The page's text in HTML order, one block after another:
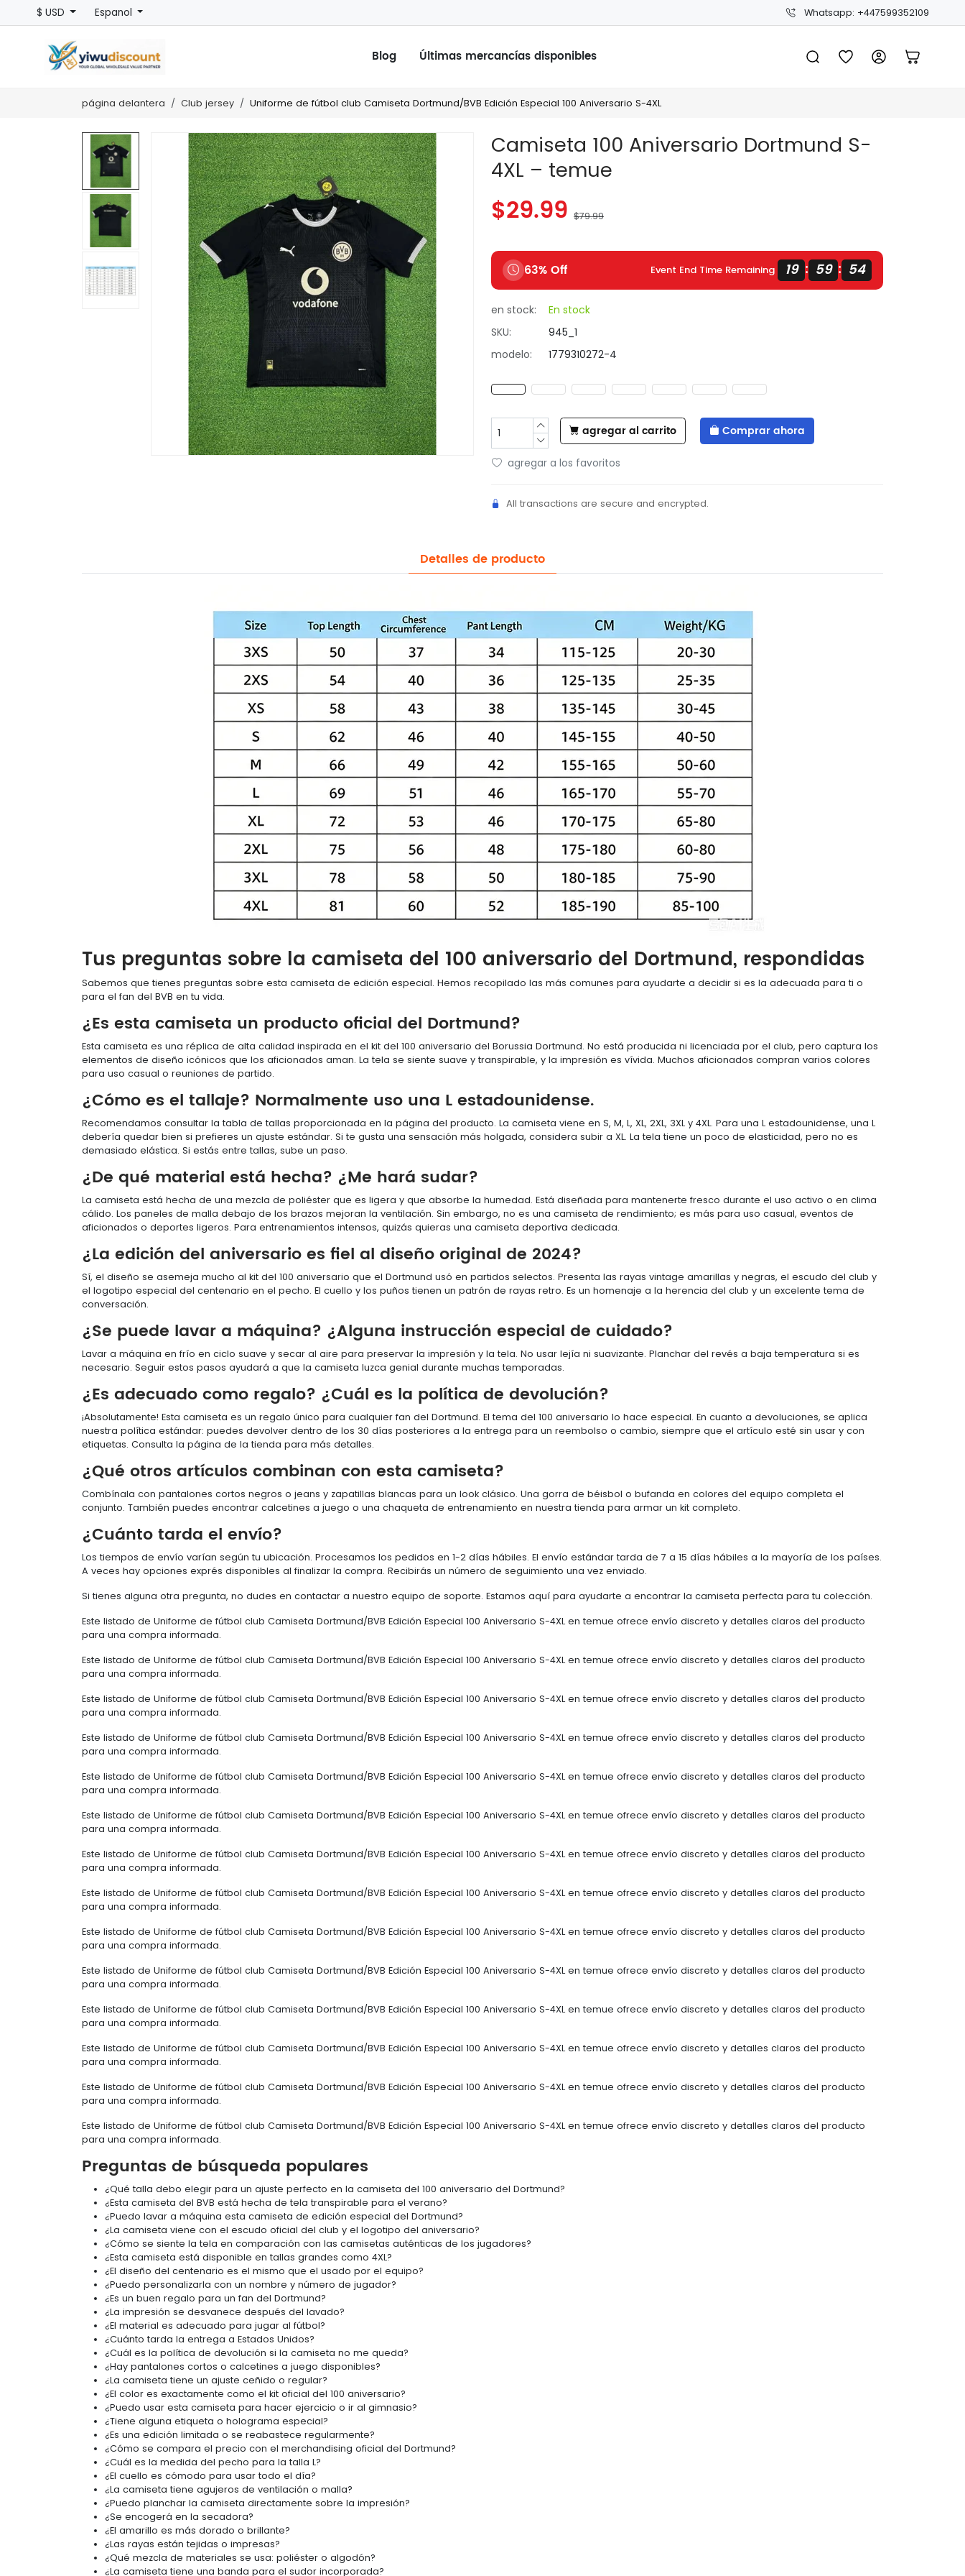
$ USD Espanol Whatsapp: +447599352109
Blog Últimas mercancías disponibles
página delantera Club jersey Uniforme de fútbol club Camiseta Dortmund/BVB Edición Especial 100 Aniversario S-4XL
Camiseta 100 Aniversario Dortmund S-
4XL – temue
$29.99 $79.99
63% Off Event End Time Remaining 19 : 59 : 53
en stock:
En stock
SKU:
945_1
modelo:
1779310272-4
agregar al carrito Comprar ahora
agregar a los favoritos
All transactions are secure and encrypted.
Detalles de producto
Tus preguntas sobre la camiseta del 100 aniversario del Dortmund, respondidas
Sabemos que tienes preguntas sobre esta camiseta de edición especial. Hemos recopilado las más comunes para ayudarte a decidir si es la adecuada para ti o
para el fan del BVB en tu vida.
¿Es esta camiseta un producto oficial del Dortmund?
Esta camiseta es una réplica de alta calidad inspirada en el kit del 100 aniversario del Borussia Dortmund. No está producida ni licenciada por el club, pero captura los
elementos de diseño icónicos que los aficionados aman. La tela se siente suave y transpirable, y la impresión es vívida. Muchos aficionados compran varios colores
para uso casual o reuniones de partido.
¿Cómo es el tallaje? Normalmente uso una L estadounidense.
Recomendamos consultar la tabla de tallas proporcionada en la página del producto. La camiseta viene en S, M, L, XL, 2XL, 3XL y 4XL. Para una L estadounidense, una L
debería quedar bien si prefieres un ajuste estándar. Si te gusta una sensación más holgada, considera subir a XL. La tela tiene un poco de elasticidad, pero no es
demasiado elástica. Si estás entre tallas, sube un paso.
¿De qué material está hecha? ¿Me hará sudar?
La camiseta está hecha de una mezcla de poliéster que es ligera y que absorbe la humedad. Está diseñada para mantenerte fresco durante el uso activo o en clima
cálido. Los paneles de malla debajo de los brazos mejoran la ventilación. Sin embargo, no es una camiseta de rendimiento; es más para uso casual, eventos de
aficionados o deportes ligeros. Para entrenamientos intensos, quizás quieras una camiseta deportiva dedicada.
¿La edición del aniversario es fiel al diseño original de 2024?
Sí, el diseño se asemeja mucho al kit del 100 aniversario que el Dortmund usó en partidos selectos. Presenta las rayas vintage amarillas y negras, el escudo del club y
el logotipo especial del centenario en el pecho. El cuello y los puños tienen un patrón de rayas retro. Es un homenaje a la herencia del club y un excelente tema de
conversación.
¿Se puede lavar a máquina? ¿Alguna instrucción especial de cuidado?
Lavar a máquina en frío en ciclo suave y secar al aire para preservar la impresión y la tela. No usar lejía ni suavizante. Planchar del revés a baja temperatura si es
necesario. Seguir estos pasos ayudará a que la camiseta luzca genial durante muchas temporadas.
¿Es adecuado como regalo? ¿Cuál es la política de devolución?
¡Absolutamente! Esta camiseta es un regalo único para cualquier fan del Dortmund. El tema del 100 aniversario lo hace especial. En cuanto a devoluciones, se aplica
nuestra política estándar: puedes devolver dentro de los 30 días posteriores a la entrega para un reembolso o cambio, siempre que el artículo esté sin usar y con
etiquetas. Consulta la página de la tienda para más detalles.
¿Qué otros artículos combinan con esta camiseta?
Combínala con pantalones cortos negros o jeans y zapatillas blancas para un look clásico. Una gorra de béisbol o bufanda en colores del equipo completa el
conjunto. También puedes encontrar calcetines a juego o una chaqueta de entrenamiento en nuestra tienda para armar un kit completo.
¿Cuánto tarda el envío?
Los tiempos de envío varían según tu ubicación. Procesamos los pedidos en 1-2 días hábiles. El envío estándar tarda de 7 a 15 días hábiles a la mayoría de los países.
A veces hay opciones exprés disponibles al finalizar la compra. Recibirás un número de seguimiento una vez enviado.
Si tienes alguna otra pregunta, no dudes en contactar a nuestro equipo de soporte. Estamos aquí para ayudarte a encontrar la camiseta perfecta para tu colección.
Este listado de Uniforme de fútbol club Camiseta Dortmund/BVB Edición Especial 100 Aniversario S-4XL en temue ofrece envío discreto y detalles claros del producto
para una compra informada.
Este listado de Uniforme de fútbol club Camiseta Dortmund/BVB Edición Especial 100 Aniversario S-4XL en temue ofrece envío discreto y detalles claros del producto
para una compra informada.
Este listado de Uniforme de fútbol club Camiseta Dortmund/BVB Edición Especial 100 Aniversario S-4XL en temue ofrece envío discreto y detalles claros del producto
para una compra informada.
Este listado de Uniforme de fútbol club Camiseta Dortmund/BVB Edición Especial 100 Aniversario S-4XL en temue ofrece envío discreto y detalles claros del producto
para una compra informada.
Este listado de Uniforme de fútbol club Camiseta Dortmund/BVB Edición Especial 100 Aniversario S-4XL en temue ofrece envío discreto y detalles claros del producto
para una compra informada.
Este listado de Uniforme de fútbol club Camiseta Dortmund/BVB Edición Especial 100 Aniversario S-4XL en temue ofrece envío discreto y detalles claros del producto
para una compra informada.
Este listado de Uniforme de fútbol club Camiseta Dortmund/BVB Edición Especial 100 Aniversario S-4XL en temue ofrece envío discreto y detalles claros del producto
para una compra informada.
Este listado de Uniforme de fútbol club Camiseta Dortmund/BVB Edición Especial 100 Aniversario S-4XL en temue ofrece envío discreto y detalles claros del producto
para una compra informada.
Este listado de Uniforme de fútbol club Camiseta Dortmund/BVB Edición Especial 100 Aniversario S-4XL en temue ofrece envío discreto y detalles claros del producto
para una compra informada.
Este listado de Uniforme de fútbol club Camiseta Dortmund/BVB Edición Especial 100 Aniversario S-4XL en temue ofrece envío discreto y detalles claros del producto
para una compra informada.
Este listado de Uniforme de fútbol club Camiseta Dortmund/BVB Edición Especial 100 Aniversario S-4XL en temue ofrece envío discreto y detalles claros del producto
para una compra informada.
Este listado de Uniforme de fútbol club Camiseta Dortmund/BVB Edición Especial 100 Aniversario S-4XL en temue ofrece envío discreto y detalles claros del producto
para una compra informada.
Este listado de Uniforme de fútbol club Camiseta Dortmund/BVB Edición Especial 100 Aniversario S-4XL en temue ofrece envío discreto y detalles claros del producto
para una compra informada.
Este listado de Uniforme de fútbol club Camiseta Dortmund/BVB Edición Especial 100 Aniversario S-4XL en temue ofrece envío discreto y detalles claros del producto
para una compra informada.
Preguntas de búsqueda populares
¿Qué talla debo elegir para un ajuste perfecto en la camiseta del 100 aniversario del Dortmund?
¿Esta camiseta del BVB está hecha de tela transpirable para el verano?
¿Puedo lavar a máquina esta camiseta de edición especial del Dortmund?
¿La camiseta viene con el escudo oficial del club y el logotipo del aniversario?
¿Cómo se siente la tela en comparación con las camisetas auténticas de los jugadores?
¿Esta camiseta está disponible en tallas grandes como 4XL?
¿El diseño del centenario es el mismo que el usado por el equipo?
¿Puedo personalizarla con un nombre y número de jugador?
¿Es un buen regalo para un fan del Dortmund?
¿La impresión se desvanece después del lavado?
¿El material es adecuado para jugar al fútbol?
¿Cuánto tarda la entrega a Estados Unidos?
¿Cuál es la política de devolución si la camiseta no me queda?
¿Hay pantalones cortos o calcetines a juego disponibles?
¿La camiseta tiene un ajuste ceñido o regular?
¿El color es exactamente como el kit oficial del 100 aniversario?
¿Puedo usar esta camiseta para hacer ejercicio o ir al gimnasio?
¿Tiene alguna etiqueta o holograma especial?
¿Es una edición limitada o se reabastece regularmente?
¿Cómo se compara el precio con el merchandising oficial del Dortmund?
¿Cuál es la medida del pecho para la talla L?
¿El cuello es cómodo para usar todo el día?
¿La camiseta tiene agujeros de ventilación o malla?
¿Puedo planchar la camiseta directamente sobre la impresión?
¿Se encogerá en la secadora?
¿El amarillo es más dorado o brillante?
¿Las rayas están tejidas o impresas?
¿Qué mezcla de materiales se usa: poliéster o algodón?
¿La camiseta tiene una banda para el sudor incorporada?